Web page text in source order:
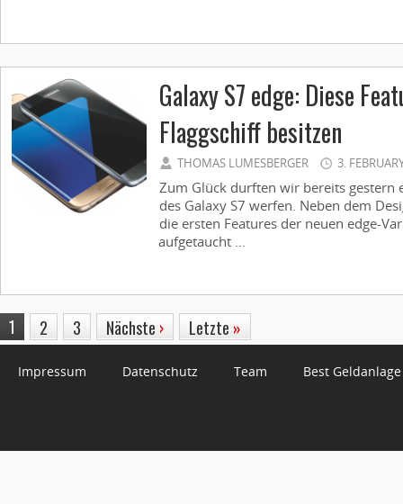
Galaxy S7 edge: Diese
Flaggschiff besitzen
THOMAS LUMESBERGER 3.
Zum Glück durften wir bereits gestern
des Galaxy S7 werfen. Neben dem
die ersten Features der neuen edge-
aufgetaucht ...
1 2 3 Nächste › Letzte »
Impressum Datenschutz Team Best Geldanlage